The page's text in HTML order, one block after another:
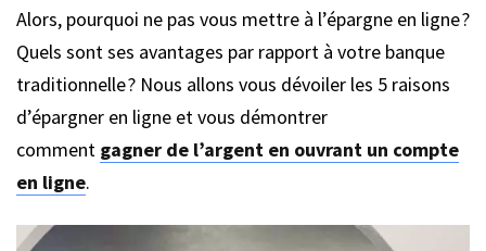
Alors, pourquoi ne pas vous mettre à l’épargne en ligne ?
Quels sont ses avantages par rapport à votre banque
traditionnelle ? Nous allons vous dévoiler les 5 raisons
d’épargner en ligne et vous démontrer
comment gagner de l’argent en ouvrant un compte
en ligne.